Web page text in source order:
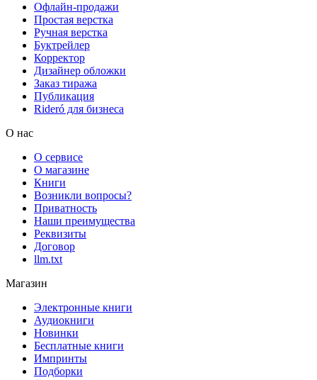
Офлайн-продажи
Простая верстка
Ручная верстка
Буктрейлер
Корректор
Дизайнер обложки
Заказ тиража
Публикация
Rideró для бизнеса
О нас
О сервисе
О магазине
Книги
Возникли вопросы?
Приватность
Наши преимущества
Реквизиты
Договор
llm.txt
Магазин
Электронные книги
Аудиокниги
Новинки
Бесплатные книги
Импринты
Подборки